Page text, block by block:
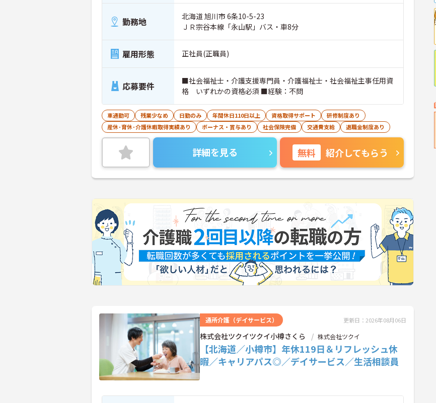
勤務地
北海道 旭川市 6条10-5-23
ＪＲ宗谷本線「永山駅」バス・車8分
雇用形態 正社員(正職員)
応募要件
■社会福祉士・介護支援専門員・介護福祉士・社会福祉主事任用資
格 いずれかの資格必須 ■経験：不問
車通勤可 残業少なめ 日勤のみ 年間休日110日以上 資格取得サポート
研修制度あり
産休･育休･介護休暇取得実績あり
ボーナス・賞与あり 社会保険完備 交通費支給 退職金制度あり
詳細を見る 無料 紹介してもらう
通所介護（デイサービス） 更新日：2026年08月06日
株式会社ツクイツクイ小樽さくら 株式会社ツクイ
【北海道／小樽市】年休119日＆リフレッシュ休
暇／キャリアパス◎／デイサービス／生活相談員